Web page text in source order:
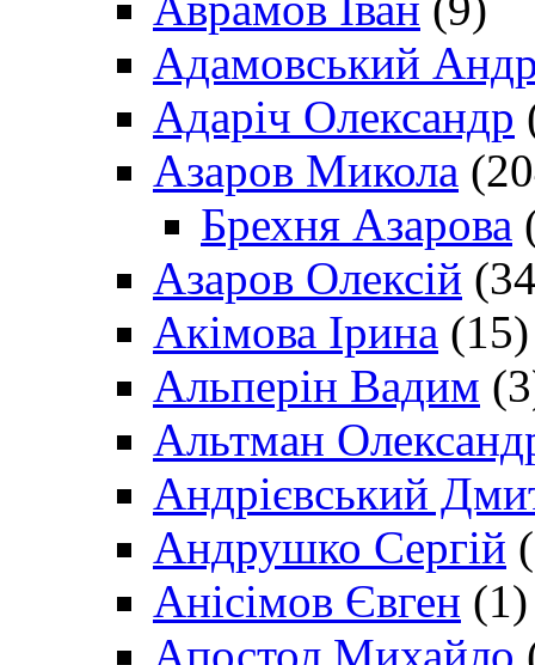
Адамовський
Адаріч Олександр
Азаров Микола
Брехня Азарова
Азаров Олексій
Акімова Ірина (15)
Альперін Вадим
Альтман
Андрієвський
Андрушко Сергій
Анісімов Євген (1)
Апостол Михайло